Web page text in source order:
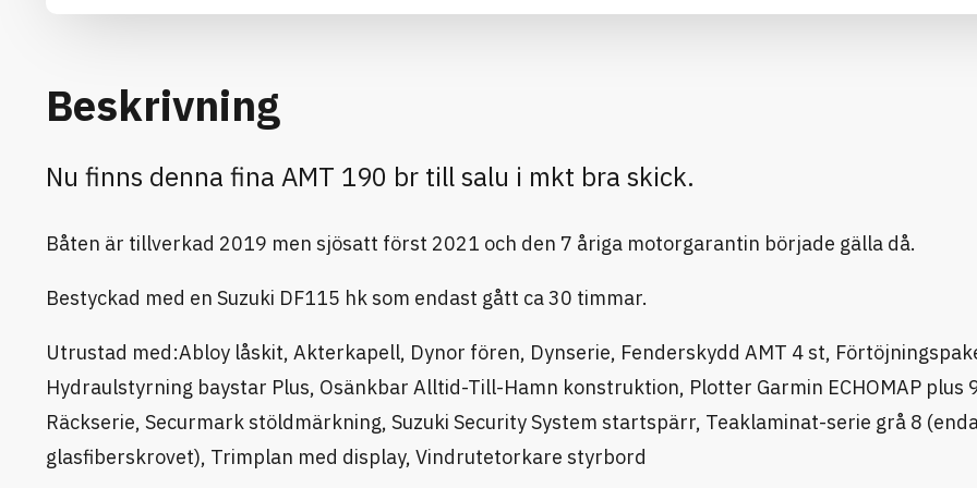
Beskrivning
Nu finns denna fina AMT 190 br till salu i mkt bra skick.
Båten är tillverkad 2019 men sjösatt först 2021 och den 7 åriga motorgarantin började gälla då.
Bestyckad med en Suzuki DF115 hk som endast gått ca 30 timmar.
Utrustad med:Abloy låskit, Akterkapell, Dynor fören, Dynserie, Fenderskydd AMT 4 st,
Hydraulstyrning baystar Plus, Osänkbar Alltid-Till-Hamn konstruktion, Plotter Garmin ECHOMAP plus
Räckserie, Securmark stöldmärkning, Suzuki Security System startspärr, Teaklaminat-serie grå 8
glasfiberskrovet), Trimplan med display, Vindrutetorkare styrbord